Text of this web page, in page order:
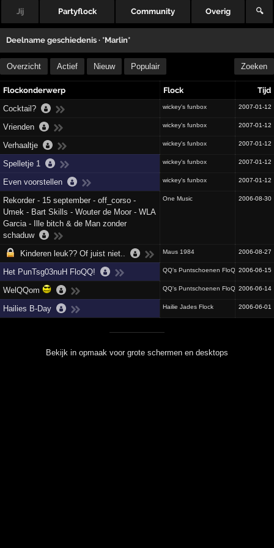
Jij Partyflock Community Overig 🔍
Deelname geschiedenis ·*Marlin*
Overzicht Actief Nieuw Populair Zoeken
Flockonderwerp Flock
Tijd
Cocktail?
wickey's funbox 2007-01-12
Vrienden wickey's funbox 2007-01-12
Verhaaltje wickey's funbox 2007-01-12
Spelletje 1 wickey's funbox 2007-01-12
Even voorstellen wickey's funbox 2007-01-12
Rekorder - 15 september - off_corso -
Umek - Bart Skills - Wouter de Moor - WLA
Garcia - Ille bitch & de Man zonder
schaduw
One Music 2006-08-30
Kinderen leuk?? Of juist niet.. Maus 1984 2006-08-27
Het PunTsg03nuH FloQQ! QQ's Puntschoenen FloQQ B)2006-06-15
WelQQom QQ's Puntschoenen FloQQ B)2006-06-14
Hailies B-Day Hailie Jades Flock 2006-06-01
Bekijk in opmaak voor grote schermen en desktops